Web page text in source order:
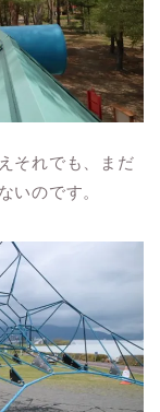
それでも、まだ
いのです。